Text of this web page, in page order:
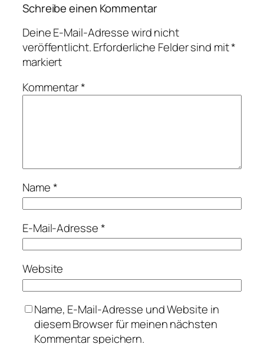
Schreibe einen Kommentar
Deine E-Mail-Adresse wird nicht
veröffentlicht.Erforderliche Felder sind mit*
markiert
Kommentar*
Name*
E-Mail-Adresse*
Website
Name, E-Mail-Adresse und Website in
diesem Browser für meinen nächsten
Kommentar speichern.